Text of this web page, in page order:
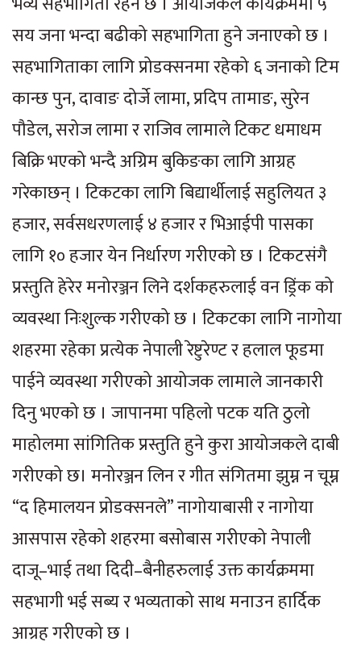
सय जना भन्दा बढीको सहभागिता हुने जनाएको छ ।
सहभागिताका लागि प्रोडक्सनमा रहेको ६ जनाको टिम
कान्छ पुन, दावाङ दोर्जे लामा, प्रदिप तामाङ, सुरेन
पौडेल, सरोज लामा र राजिव लामाले टिकट धमाधम
बिक्रि भएको भन्दै अग्रिम बुकिङका लागि आग्रह
गरेकाछन् । टिकटका लागि बिद्यार्थीलाई सहुलियत ३
हजार, सर्वसधरणलाई ४ हजार र भिआईपी पासका
लागि १० हजार येन निर्धारण गरीएको छ । टिकटसंगै
प्रस्तुति हेरेर मनोरञ्जन लिने दर्शकहरुलाई वन ड्रिंक को
व्यवस्था निःशुल्क गरीएको छ । टिकटका लागि नागोया
शहरमा रहेका प्रत्येक नेपाली रेष्टुरेण्ट र हलाल फूडमा
पाईने व्यवस्था गरीएको आयोजक लामाले जानकारी
दिनु भएको छ । जापानमा पहिलो पटक यति ठुलो
माहोलमा सांगितिक प्रस्तुति हुने कुरा आयोजकले दाबी
गरीएको छ। मनोरञ्जन लिन र गीत संगितमा झुम्न न चूम्न
“द हिमालयन प्रोडक्सनले” नागोयाबासी र नागोया
आसपास रहेको शहरमा बसोबास गरीएको नेपाली
दाजू–भाई तथा दिदी–बैनीहरुलाई उक्त कार्यक्रममा
सहभागी भई सब्य र भव्यताको साथ मनाउन हार्दिक
आग्रह गरीएको छ ।